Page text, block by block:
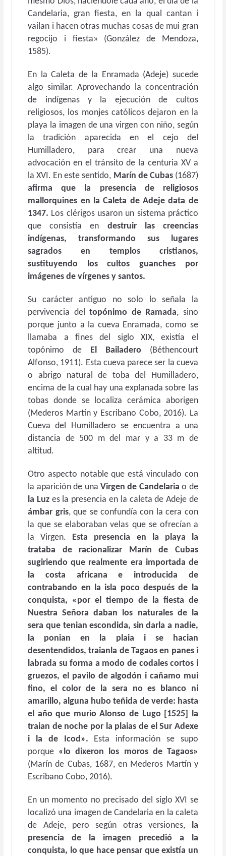
Candelaria, gran fiesta, en la qual cantan i
vailan i hacen otras muchas cosas de mui gran
regocijo i fiesta» (González de Mendoza,
1585).
En la Caleta de la Enramada (Adeje) sucede
algo similar. Aprovechando la concentración
de indígenas y la ejecución de cultos
religiosos, los monjes católicos dejaron en la
playa la imagen de una virgen con niño, según
la tradición aparecida en el cejo del
Humilladero, para crear una nueva
advocación en el tránsito de la centuria XV a
la XVI. En este sentido, Marín de Cubas(1687)
afirma que la presencia de religiosos
mallorquines en la Caleta de Adeje data de
1347. Los clérigos usaron un sistema práctico
que consistía en destruir las creencias
indígenas, transformando sus lugares
sagrados en templos cristianos,
sustituyendo los cultos guanches por
imágenes de vírgenes y santos.
Su carácter antiguo no solo lo señala la
pervivencia deltopónimo de Ramada, sino
porque junto a la cueva Enramada, como se
llamaba a fines del siglo XIX, existía el
topónimo de El Bailadero (Béthencourt
Alfonso, 1911). Esta cueva parece ser la cueva
o abrigo natural de toba del Humilladero,
encima de la cual hay una explanada sobre las
tobas donde se localiza cerámica aborigen
(Mederos Martín y Escribano Cobo, 2016). La
Cueva del Humilladero se encuentra a una
distancia de 500 m del mar y a 33 m de
altitud.
Otro aspecto notable que está vinculado con
la aparición de una Virgen de Candelaria o de
la Luzes la presencia en la caleta de Adeje de
ámbar gris, que se confundía con la cera con
la que se elaboraban velas que se ofrecían a
la Virgen. Esta presencia en la playa la
trataba de racionalizar Marín de Cubas
sugiriendo que realmente era importada de
la costa africana e introducida de
contrabando en la isla poco después de la
conquista, «por el tiempo de la fiesta de
Nuestra Señora daban los naturales de la
sera que tenian escondida, sin darla a nadie,
la ponian en la plaia i se hacian
desentendidos, traianla de Tagaos en panes i
labrada su forma a modo de codales cortos i
gruezos, el pavilo de algodón i cañamo mui
fino, el color de la sera no es blanco ni
amarillo, alguna hubo teñida de verde: hasta
el año que murio Alonso de Lugo [1525] la
traian de noche por la plaias de el Sur Adexe
i la de Icod». Esta información se supo
porque «lo dixeron los moros de Tagaos»
(Marín de Cubas, 1687, en Mederos Martín y
Escribano Cobo, 2016).
En un momento no precisado del siglo XVI se
localizó una imagen de Candelaria en la caleta
de Adeje, pero según otras versiones, la
presencia de la imagen precedió a la
conquista, lo que hace pensar que existía un